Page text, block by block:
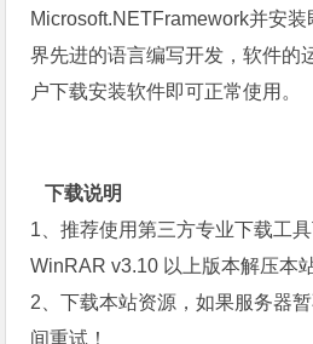
Microsoft.NETFramework并安
界先进的语言编写开发，软件的
户下载安装软件即可正常使用。
下载说明
1、推荐使用第三方专业下载工
WinRAR v3.10 以上版本解压本
2、下载本站资源，如果服务器
间重试！